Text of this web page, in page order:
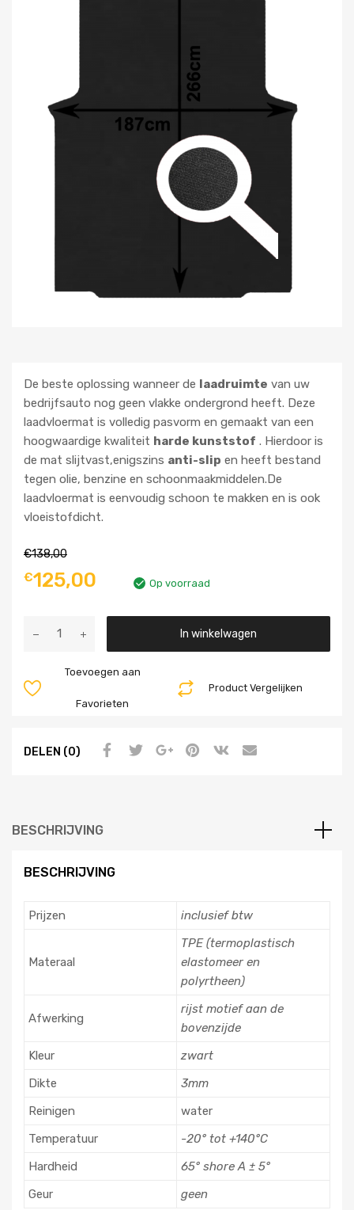
De beste oplossing wanneer de laadruimte van uw
bedrijfsauto nog geen vlakke ondergrond heeft. Deze
laadvloermat is volledig pasvorm en gemaakt van een
hoogwaardige kwaliteit harde kunststof . Hierdoor is
de mat slijtvast,enigszins anti-slip en heeft bestand
tegen olie, benzine en schoonmaakmiddelen.De
laadvloermat is eenvoudig schoon te makken en is ook
vloeistofdicht.
€138,00
€125,00 Op voorraad
In winkelwagen
Product Vergelijken
Toevoegen aan
Favorieten
DELEN (0)
BESCHRIJVING
BESCHRIJVING
Prijzen inclusief btw
Materaal
TPE (termoplastisch
elastomeer en
polyrtheen)
Afwerking
rijst motief aan de
bovenzijde
Kleur
zwart
Dikte
3mm
Reinigen
water
Temperatuur
-20° tot +140°C
Hardheid
65° shore A ± 5°
Geur
geen